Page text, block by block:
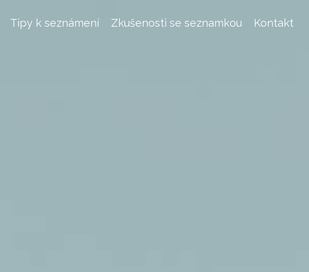
Tipy k seznámení Zkušenosti se seznamkou Kontakt